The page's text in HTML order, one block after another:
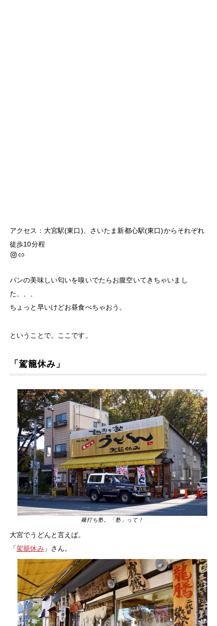
アクセス：大宮駅(東口)、さいたま新都心駅(東口)からそれぞれ
徒歩10分程
Instagram
Link
パンの美味しい匂いを嗅いでたらお腹空いてきちゃいまし
た、、、
ちょっと早いけどお昼食べちゃおう。
ということで。ここです。
「駕籠休み」
麺打ち塾。「塾」って！
大宮でうどんと言えば。
「駕籠休み 」さん。